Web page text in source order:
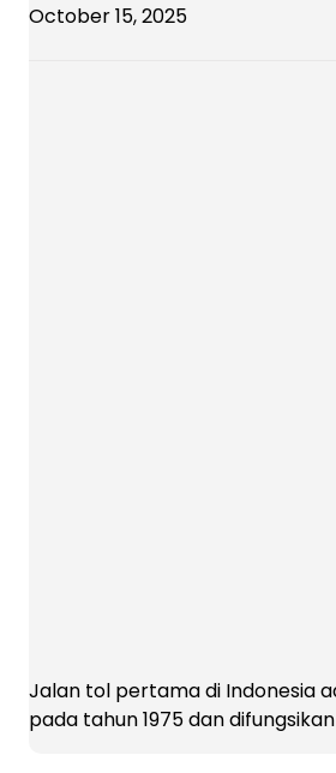
October 15, 2025
Jalan tol pertama di Indonesia
pada tahun 1975 dan